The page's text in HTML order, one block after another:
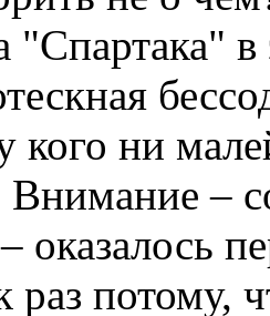
"Спартака"
кого ни
Внимание –
оказалось
раз потому,